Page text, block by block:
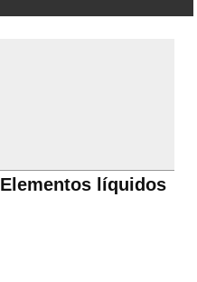
Elementos líquidos